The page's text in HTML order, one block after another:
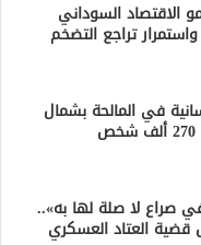
الاقتصاد السوداني
في المالحة بشمال
صراع لا صلة لها به»..
قضية العتاد العسكري